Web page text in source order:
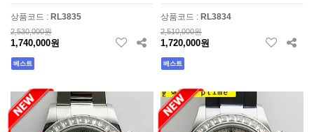
상품코드 : RL3835
2,530,000원
1,740,000원
베스트
상품코드 : RL3834
2,510,000원
1,720,000원
베스트